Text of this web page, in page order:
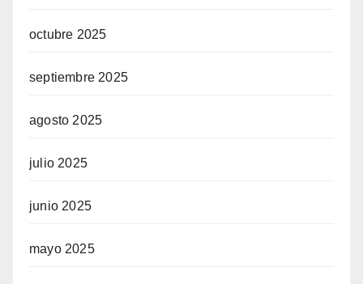
octubre 2025
septiembre 2025
agosto 2025
julio 2025
junio 2025
mayo 2025